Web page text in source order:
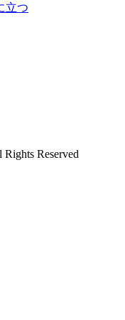
立つ
Reserved